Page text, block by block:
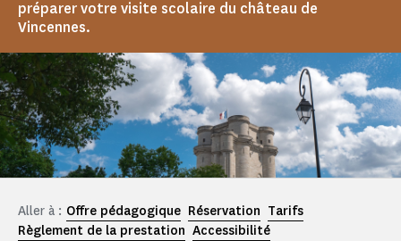
préparer votre visite scolaire du château de
Vincennes.
Aller à : Offre pédagogique Réservation Tarifs
Règlement de la prestation Accessibilité